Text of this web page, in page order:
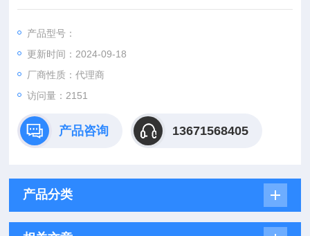
员,维护人员,检定机构,以及向电力系统并网供电的用户都需要一
携式仪表，面向光伏行业，旨在满足技术人员和专业人员调试、
测试和维护期间的各类测量需求。该仪表根据适用的国际标准测
量和分析单相和三相系统(3个直流钳表+3个交流钳表)中
产品型号：
更新时间：2024-09-18
厂商性质：代理商
访问量：2151
产品咨询 13671568405
产品分类